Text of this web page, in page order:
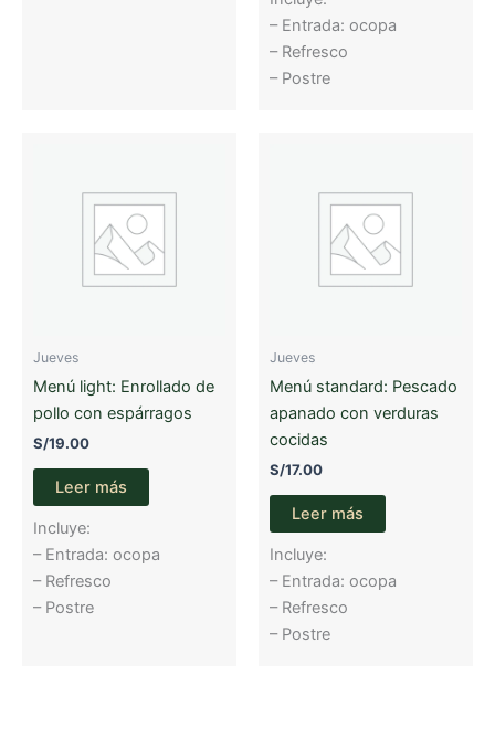
– Entrada: ocopa
– Refresco
– Postre
Jueves
Menú light: Enrollado de
pollo con espárragos
S/19.00
Leer más
Incluye:
– Entrada: ocopa
– Refresco
– Postre
Jueves
Menú standard: Pescado
apanado con verduras
cocidas
S/17.00
Leer más
Incluye:
– Entrada: ocopa
– Refresco
– Postre